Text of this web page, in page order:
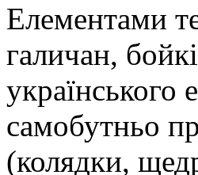
Елементами
галичан,
самобутньо
(колядки,